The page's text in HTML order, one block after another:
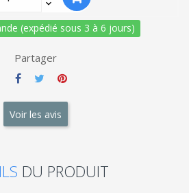
(expédié sous 3 à 6 jours)
Partager
Voir les avis
DU PRODUIT